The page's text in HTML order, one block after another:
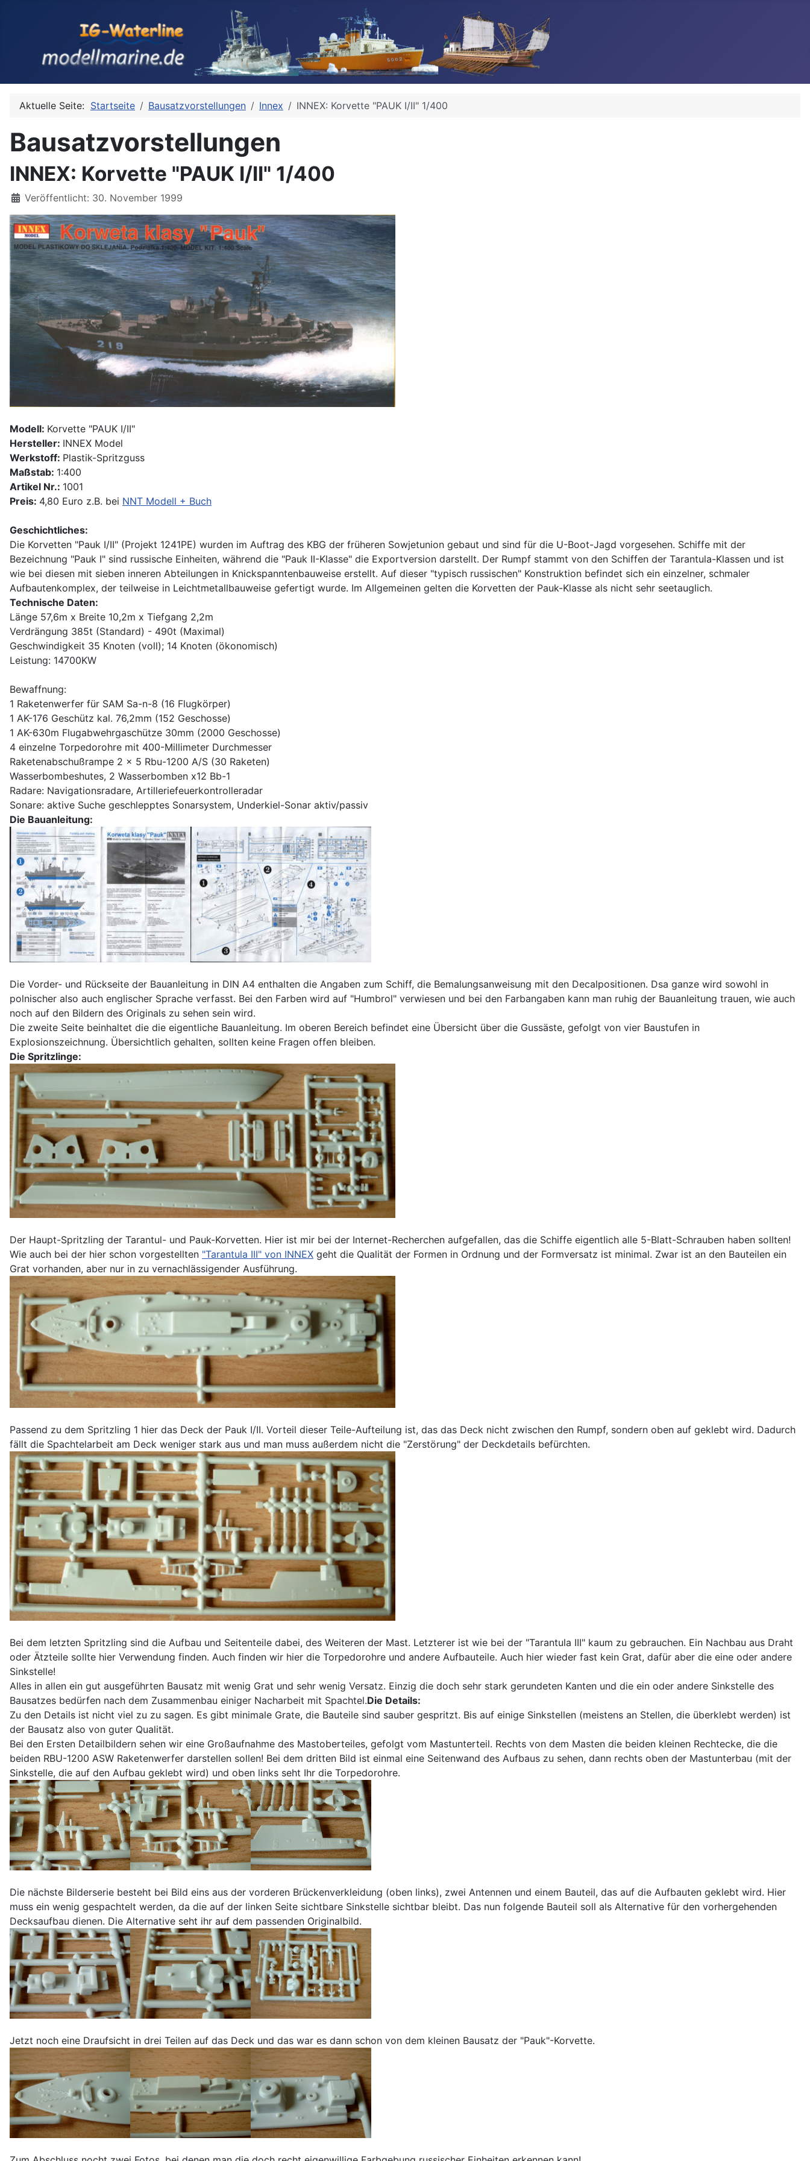
Aktuelle Seite: Startseite Bausatzvorstellungen Innex INNEX: Korvette "PAUK I/II" 1/400
Bausatzvorstellungen
INNEX: Korvette "PAUK I/II" 1/400
Details
Veröffentlicht: 30. November 1999
Modell: Korvette "PAUK I/II"
Hersteller: INNEX Model
Werkstoff: Plastik-Spritzguss
Maßstab: 1:400
Artikel Nr.: 1001
Preis: 4,80 Euro z.B. bei NNT Modell + Buch
Geschichtliches:
Die Korvetten "Pauk I/II" (Projekt 1241PE) wurden im Auftrag des KBG der früheren Sowjetunion gebaut und sind für die U-Boot-Jagd vorgesehen. Schiffe mit der
Bezeichnung "Pauk I" sind russische Einheiten, während die "Pauk II-Klasse" die Exportversion darstellt. Der Rumpf stammt von den Schiffen der Tarantula-Klassen und ist
wie bei diesen mit sieben inneren Abteilungen in Knickspanntenbauweise erstellt. Auf dieser "typisch russischen" Konstruktion befindet sich ein einzelner, schmaler
Aufbautenkomplex, der teilweise in Leichtmetallbauweise gefertigt wurde. Im Allgemeinen gelten die Korvetten der Pauk-Klasse als nicht sehr seetauglich.
Technische Daten:
Länge 57,6m x Breite 10,2m x Tiefgang 2,2m
Verdrängung 385t (Standard) - 490t (Maximal)
Geschwindigkeit 35 Knoten (voll); 14 Knoten (ökonomisch)
Leistung: 14700KW
Bewaffnung:
1 Raketenwerfer für SAM Sa-n-8 (16 Flugkörper)
1 AK-176 Geschütz kal. 76,2mm (152 Geschosse)
1 AK-630m Flugabwehrgaschütze 30mm (2000 Geschosse)
4 einzelne Torpedorohre mit 400-Millimeter Durchmesser
Raketenabschußrampe 2 x 5 Rbu-1200 A/S (30 Raketen)
Wasserbombeshutes, 2 Wasserbomben x12 Bb-1
Radare: Navigationsradare, Artilleriefeuerkontrolleradar
Sonare: aktive Suche geschlepptes Sonarsystem, Underkiel-Sonar aktiv/passiv
Die Bauanleitung:
Die Vorder- und Rückseite der Bauanleitung in DIN A4 enthalten die Angaben zum Schiff, die Bemalungsanweisung mit den Decalpositionen. Dsa ganze wird sowohl in
polnischer also auch englischer Sprache verfasst. Bei den Farben wird auf "Humbrol" verwiesen und bei den Farbangaben kann man ruhig der Bauanleitung trauen, wie auch
noch auf den Bildern des Originals zu sehen sein wird.
Die zweite Seite beinhaltet die die eigentliche Bauanleitung. Im oberen Bereich befindet eine Übersicht über die Gussäste, gefolgt von vier Baustufen in
Explosionszeichnung. Übersichtlich gehalten, sollten keine Fragen offen bleiben.
Die Spritzlinge:
Der Haupt-Spritzling der Tarantul- und Pauk-Korvetten. Hier ist mir bei der Internet-Recherchen aufgefallen, das die Schiffe eigentlich alle 5-Blatt-Schrauben haben sollten!
Wie auch bei der hier schon vorgestellten "Tarantula III" von INNEX geht die Qualität der Formen in Ordnung und der Formversatz ist minimal. Zwar ist an den Bauteilen ein
Grat vorhanden, aber nur in zu vernachlässigender Ausführung.
Passend zu dem Spritzling 1 hier das Deck der Pauk I/II. Vorteil dieser Teile-Aufteilung ist, das das Deck nicht zwischen den Rumpf, sondern oben auf geklebt wird. Dadurch
fällt die Spachtelarbeit am Deck weniger stark aus und man muss außerdem nicht die "Zerstörung" der Deckdetails befürchten.
Bei dem letzten Spritzling sind die Aufbau und Seitenteile dabei, des Weiteren der Mast. Letzterer ist wie bei der "Tarantula III" kaum zu gebrauchen. Ein Nachbau aus Draht
oder Ätzteile sollte hier Verwendung finden. Auch finden wir hier die Torpedorohre und andere Aufbauteile. Auch hier wieder fast kein Grat, dafür aber die eine oder andere
Sinkstelle!
Alles in allen ein gut ausgeführten Bausatz mit wenig Grat und sehr wenig Versatz. Einzig die doch sehr stark gerundeten Kanten und die ein oder andere Sinkstelle des
Bausatzes bedürfen nach dem Zusammenbau einiger Nacharbeit mit Spachtel.Die Details:
Zu den Details ist nicht viel zu zu sagen. Es gibt minimale Grate, die Bauteile sind sauber gespritzt. Bis auf einige Sinkstellen (meistens an Stellen, die überklebt werden) ist
der Bausatz also von guter Qualität.
Bei den Ersten Detailbildern sehen wir eine Großaufnahme des Mastoberteiles, gefolgt vom Mastunterteil. Rechts von dem Masten die beiden kleinen Rechtecke, die die
beiden RBU-1200 ASW Raketenwerfer darstellen sollen! Bei dem dritten Bild ist einmal eine Seitenwand des Aufbaus zu sehen, dann rechts oben der Mastunterbau (mit der
Sinkstelle, die auf den Aufbau geklebt wird) und oben links seht Ihr die Torpedorohre.
Die nächste Bilderserie besteht bei Bild eins aus der vorderen Brückenverkleidung (oben links), zwei Antennen und einem Bauteil, das auf die Aufbauten geklebt wird. Hier
muss ein wenig gespachtelt werden, da die auf der linken Seite sichtbare Sinkstelle sichtbar bleibt. Das nun folgende Bauteil soll als Alternative für den vorhergehenden
Decksaufbau dienen. Die Alternative seht ihr auf dem passenden Originalbild.
Jetzt noch eine Draufsicht in drei Teilen auf das Deck und das war es dann schon von dem kleinen Bausatz der "Pauk"-Korvette.